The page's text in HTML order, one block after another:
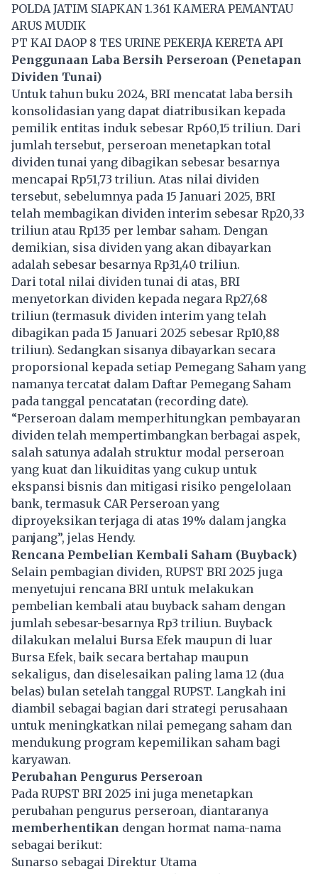
POLDA JATIM SIAPKAN 1.361 KAMERA PEMANTAU
ARUS MUDIK
PT KAI DAOP 8 TES URINE PEKERJA KERETA API
Penggunaan Laba Bersih Perseroan (Penetapan
Dividen Tunai)
Untuk tahun buku 2024, BRI mencatat laba bersih
konsolidasian yang dapat diatribusikan kepada
pemilik entitas induk sebesar Rp60,15 triliun. Dari
jumlah tersebut, perseroan menetapkan total
dividen tunai yang dibagikan sebesar besarnya
mencapai Rp51,73 triliun. Atas nilai dividen
tersebut, sebelumnya pada 15 Januari 2025, BRI
telah membagikan dividen interim sebesar Rp20,33
triliun atau Rp135 per lembar saham. Dengan
demikian, sisa dividen yang akan dibayarkan
adalah sebesar besarnya Rp31,40 triliun. ​
Dari total nilai dividen tunai di atas, BRI
menyetorkan dividen kepada negara Rp27,68
triliun (termasuk dividen interim yang telah
dibagikan pada 15 Januari 2025 sebesar Rp10,88
triliun). Sedangkan sisanya dibayarkan secara
proporsional kepada setiap Pemegang Saham yang
namanya tercatat dalam Daftar Pemegang Saham
pada tanggal pencatatan (recording date).
“Perseroan dalam memperhitungkan pembayaran
dividen telah mempertimbangkan berbagai aspek,
salah satunya adalah struktur modal perseroan
yang kuat dan likuiditas yang cukup untuk
ekspansi bisnis dan mitigasi risiko pengelolaan
bank, termasuk CAR Perseroan yang
diproyeksikan terjaga di atas 19% dalam jangka
panjang”, jelas Hendy.
Rencana Pembelian Kembali Saham (Buyback)
Selain pembagian dividen, RUPST BRI 2025 juga
menyetujui rencana BRI untuk melakukan
pembelian kembali atau buyback saham dengan
jumlah sebesar-besarnya Rp3 triliun. Buyback
dilakukan melalui Bursa Efek maupun di luar
Bursa Efek, baik secara bertahap maupun
sekaligus, dan diselesaikan paling lama 12 (dua
belas) bulan setelah tanggal RUPST. Langkah ini
diambil sebagai bagian dari strategi perusahaan
untuk meningkatkan nilai pemegang saham dan
mendukung program kepemilikan saham bagi
karyawan.
Perubahan Pengurus Perseroan
Pada RUPST BRI 2025 ini juga menetapkan
perubahan pengurus perseroan, diantaranya
memberhentikan dengan hormat nama-nama
sebagai berikut:
Sunarso sebagai Direktur Utama